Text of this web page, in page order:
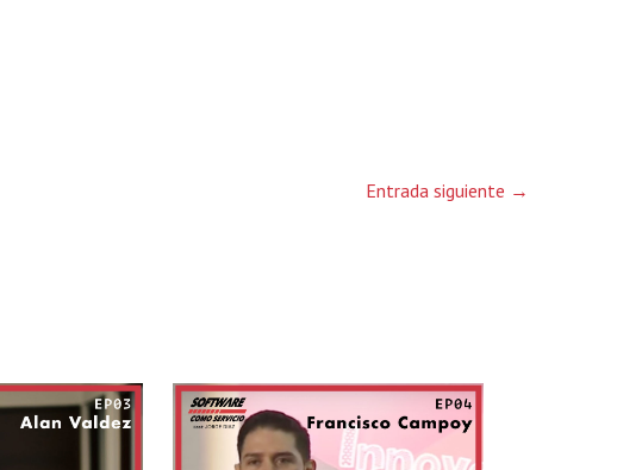
Entrada siguiente →